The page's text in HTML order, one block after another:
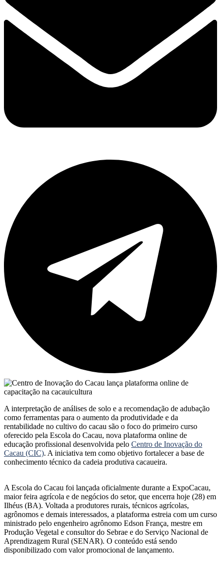
A interpretação de análises de solo e a recomendação de adubação
como ferramentas para o aumento da produtividade e da
rentabilidade no cultivo do cacau são o foco do primeiro curso
oferecido pela Escola do Cacau, nova plataforma online de
educação profissional desenvolvida pelo Centro de Inovação do
Cacau (CIC). A iniciativa tem como objetivo fortalecer a base de
conhecimento técnico da cadeia produtiva cacaueira.
A Escola do Cacau foi lançada oficialmente durante a ExpoCacau,
maior feira agrícola e de negócios do setor, que encerra hoje (28) em
Ilhéus (BA). Voltada a produtores rurais, técnicos agrícolas,
agrônomos e demais interessados, a plataforma estreia com um curso
ministrado pelo engenheiro agrônomo Edson França, mestre em
Produção Vegetal e consultor do Sebrae e do Serviço Nacional de
Aprendizagem Rural (SENAR). O conteúdo está sendo
disponibilizado com valor promocional de lançamento.